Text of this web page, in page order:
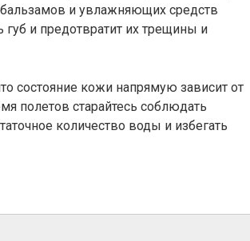
и увлажняющих средств
и предотвратит их трещины и
состояние кожи напрямую зависит от
полетов старайтесь соблюдать
количество воды и избегать